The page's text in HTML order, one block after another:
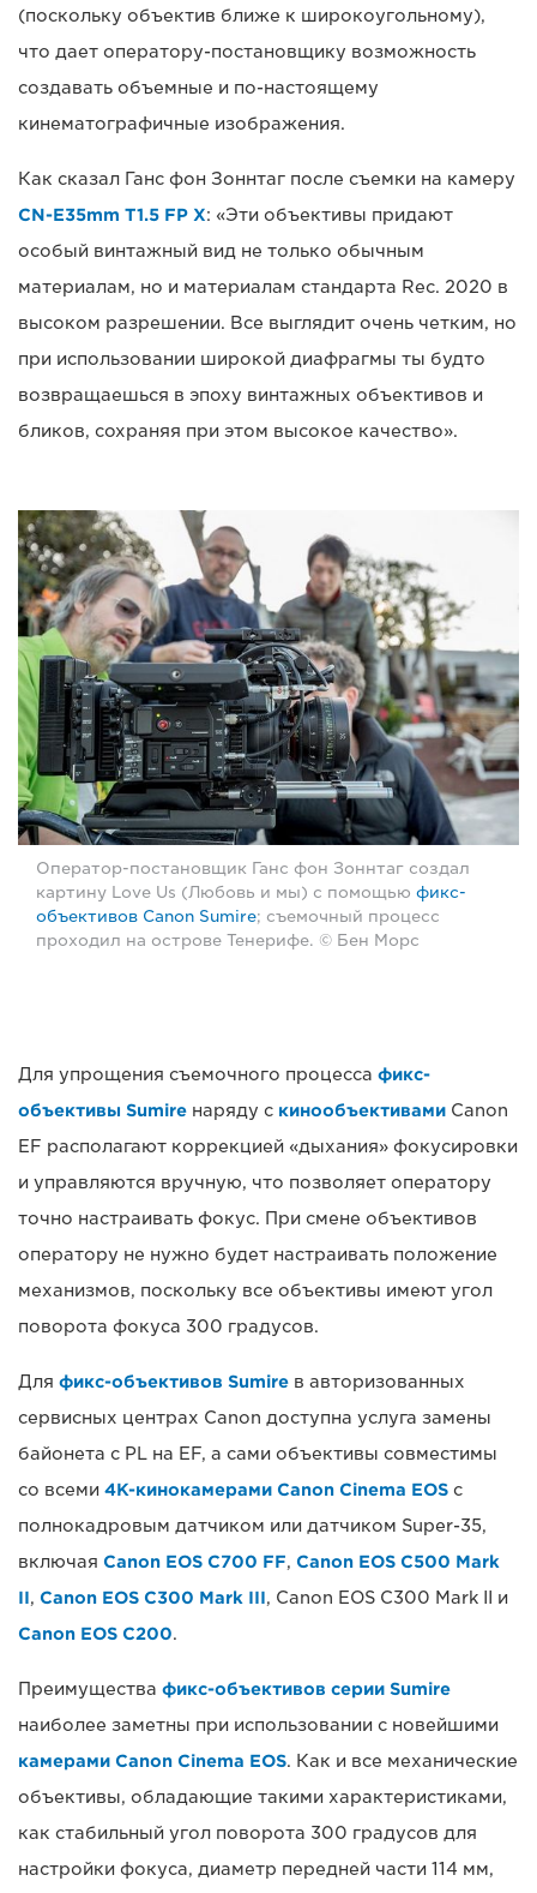
(поскольку объектив ближе к широкоугольному),
что дает оператору-постановщику возможность
создавать объемные и по-настоящему
кинематографичные изображения.
Как сказал Ганс фон Зоннтаг после съемки на камеру
CN-E35mm T1.5 FP X: «Эти объективы придают
особый винтажный вид не только обычным
материалам, но и материалам стандарта Rec. 2020 в
высоком разрешении. Все выглядит очень четким, но
при использовании широкой диафрагмы ты будто
возвращаешься в эпоху винтажных объективов и
бликов, сохраняя при этом высокое качество».
Оператор-постановщик Ганс фон Зоннтаг создал
картину Love Us (Любовь и мы) с помощью фикс-
объективов Canon Sumire; съемочный процесс
проходил на острове Тенерифе. © Бен Морс
Для упрощения съемочного процесса фикс-
объективы Sumire наряду с кинообъективами Canon
EF располагают коррекцией «дыхания» фокусировки
и управляются вручную, что позволяет оператору
точно настраивать фокус. При смене объективов
оператору не нужно будет настраивать положение
механизмов, поскольку все объективы имеют угол
поворота фокуса 300 градусов.
Для фикс-объективов Sumire в авторизованных
сервисных центрах Canon доступна услуга замены
байонета с PL на EF, а сами объективы совместимы
со всеми 4K-кинокамерами Canon Cinema EOS с
полнокадровым датчиком или датчиком Super-35,
включая Canon EOS C700 FF, Canon EOS C500 Mark
II, Canon EOS C300 Mark III, Canon EOS C300 Mark II и
Canon EOS C200.
Преимущества фикс-объективов серии Sumire
наиболее заметны при использовании с новейшими
камерами Canon Cinema EOS. Как и все механические
объективы, обладающие такими характеристиками,
как стабильный угол поворота 300 градусов для
настройки фокуса, диаметр передней части 114 мм,